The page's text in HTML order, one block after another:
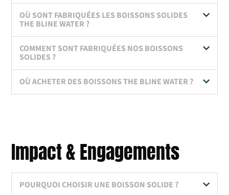
OÙ SONT FABRIQUÉES LES BOISSONS SOLIDES
THE BLINE WATER ?
COMMENT SONT FABRIQUÉES NOS BOISSONS
SOLIDES ?
OÙ ACHETER DES BOISSONS THE BLINE WATER ?
Impact & Engagements
POURQUOI CHOISIR UNE BOISSON SOLIDE ?